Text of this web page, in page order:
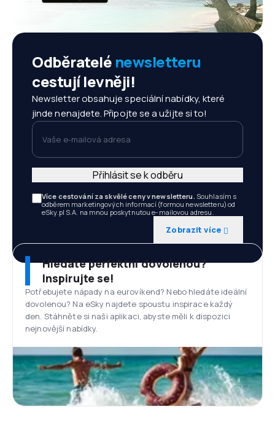
Odběratelé newsletteru
cestují levněji!
Newsletter obsahuje speciální nabídky, které
jinde nenajdete. Připojte se a užijte si to!
Vaše e-mailová adresa
Více cestování za skvělé ceny v newsletteru. Souhlasím s
odběrem marketingových informací (formou newsletteru) od
eSky.pl S.A. na mnou poskytnutou e-mailovou adresu.
Zobrazit více
Přihlásit se k odběru
Hledáte perfektní dovolenou?
Inspirujte se!
Potřebujete nápady na eurovíkend? Nebo hledáte ideální
dovolenou? Na eSky najdete spoustu inspirace každý
den. Stáhněte si naši aplikaci, abyste měli k dispozici
nejnovější nabídky.